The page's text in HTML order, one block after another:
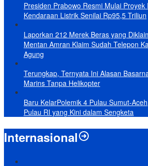
Presiden Prabowo Resmi Mulai Proyek
Kendaraan Listrik Senilai Rp95,5 Triliun
Laporkan 212 Merek Beras yang
Mentan Amran Klaim Sudah Telepon
Agung
Terungkap, Ternyata Ini Alasan
Marins Tanpa Helikopter
Baru KelarPolemik 4 Pulau Sumut-
Pulau RI yang Kini dalam Sengketa
Internasional